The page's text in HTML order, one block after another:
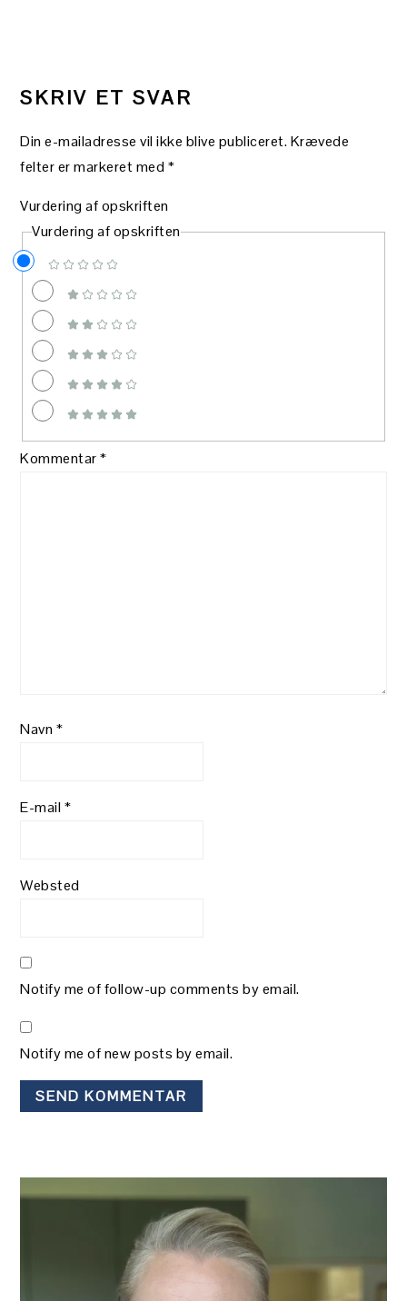
SKRIV ET SVAR
Din e-mailadresse vil ikke blive publiceret.Krævede
felter er markeret med *
Vurdering af opskriften
Vurdering af opskriften
Kommentar*
Navn *
E-mail*
Websted
Notify me of follow-up comments by email.
Notify me of new posts by email.
PRIMÆR